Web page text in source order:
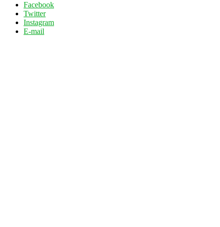
Facebook
Twitter
Instagram
E-mail